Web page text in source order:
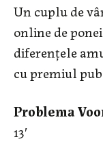
Un cuplu de
online de
diferențele
cu premiul
Problema
13′